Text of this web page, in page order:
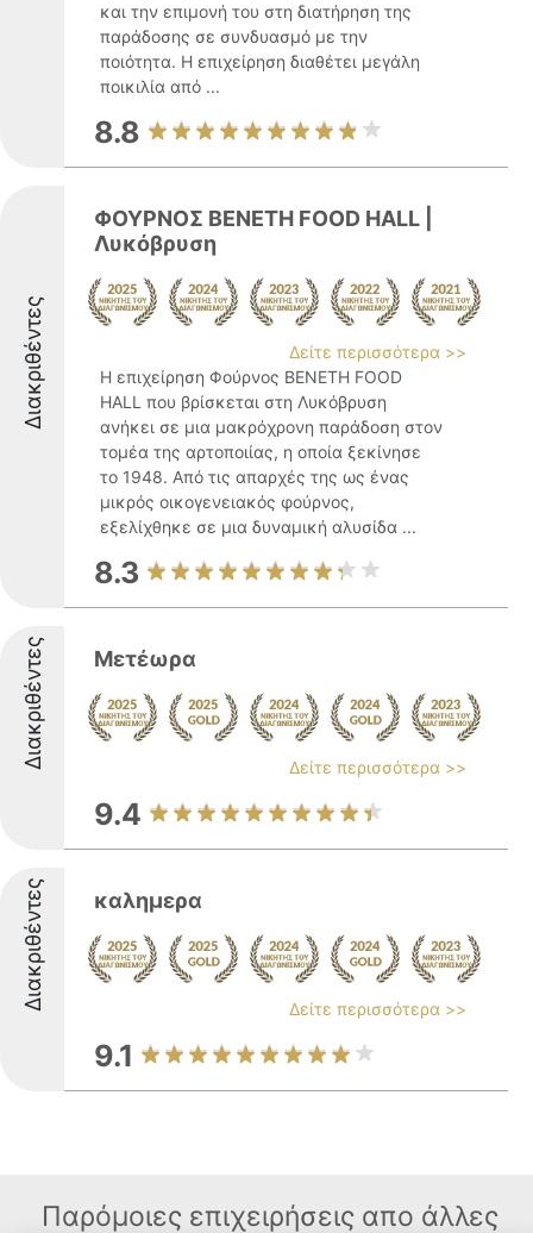
και την επιμονή του στη διατήρηση της
παράδοσης σε συνδυασμό με την
ποιότητα. Η επιχείρηση διαθέτει μεγάλη
ποικιλία από ...
8.8
Διακριθέντες
ΦΟΥΡΝΟΣ ΒΕΝΕΤΗ FOOD HALL |
Λυκόβρυση
Δείτε περισσότερα >>
Η επιχείρηση Φούρνος ΒΕΝΕΤΗ FOOD
HALL που βρίσκεται στη Λυκόβρυση
ανήκει σε μια μακρόχρονη παράδοση στον
τομέα της αρτοποιίας, η οποία ξεκίνησε
το 1948. Από τις απαρχές της ως ένας
μικρός οικογενειακός φούρνος,
εξελίχθηκε σε μια δυναμική αλυσίδα ...
8.3
Διακριθέντες Μετέωρα
Δείτε περισσότερα >>
9.4
Διακριθέντες καλημερα
Δείτε περισσότερα >>
9.1
Παρόμοιες επιχειρήσεις απο άλλες